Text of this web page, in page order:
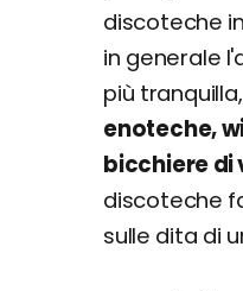
discoteche
in generale
più
enoteche,
bicchiere di
discoteche
sulle dita di